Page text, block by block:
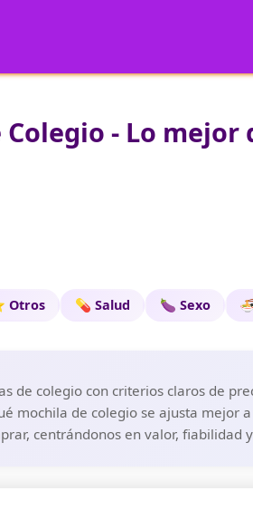
- Lo mejor
Otros 💊 Salud 🍆 Sexo
de colegio con criterios claros de
mochila de colegio se ajusta mejor
centrándonos en valor, fiabilidad